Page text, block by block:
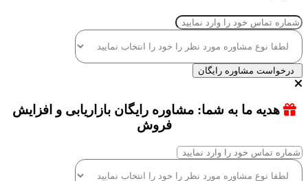
درخواست مشاوره رایگان
هدیه ما به شما: مشاوره رایگان بازاریابی و افزایش
فروش